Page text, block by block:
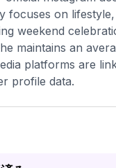
focuses on
weekend
maintains an
platforms are
profile data.